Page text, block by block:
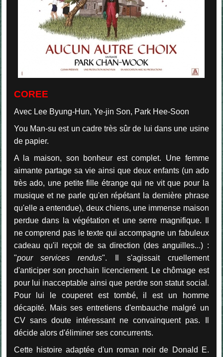
COREE
Avec Lee Byung-Hun, Ye-jin Son, Park Hee-Soon
You Man-su est un cadre très sûr de lui dans une usine
de papier.
A la maison, son bonheur est complet. Une femme
aimante partage sa vie ainsi que deux enfants (un ado
très ado, une petite fille étrange qui ne vit que pour la
musique et ne parle qu'en répétant la dernière phrase
qu'elle a entendue), deux chiens, une immense maison
perdue dans la végétation et une serre magnifique. Il
ne comprend pas le texte qui accompagne un fabuleux
cadeau qu'il reçoit de sa direction (des anguilles...) :
"pour services rendus". Il s'agissait cruellement
d'anticiper son prochain licenciement. Le chômage est
pour lui inacceptable ainsi que perdre son statut social.
Pour lui le couperet est tombé, il est un homme
décapité. Mais ses entretiens d'embauche malgré un
CV sans doute intéressant ne convainquent pas. Il
décide alors d'éliminer ses concurrents.
Cette histoire adaptée d'un roman noir de Donald E.